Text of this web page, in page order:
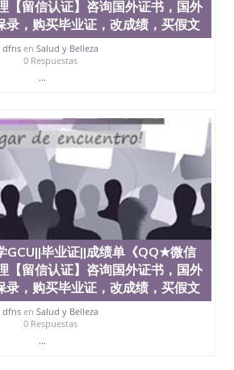
户提供相关材料，确定客户办理
案； 2、补充毕业证成绩单等相关
册申请账号，付定金； 4、预约递
陪同客户本人一起去留服递交材
阴影底纹，钢印LOGO烫金烫
复合重叠。 文字图案浮雕，激光
温感，复印防伪）都有原版本文凭
广大海外客户群体的认可，同时和
， 同时能做到与时俱进，及时掌握
，成绩单，资格证，学生卡，结
在读证明等相关材料）的版本更
间掌握的海外学历文凭的样版，尺
，防伪技术等等，并在时间收集到
到客户的需求。 我们的优势： 我
的同时，坚持较高性价比，通过品
，为您倾情诠释什么是高性价比。
微信:551190476 Q/微
毕业证成绩单、教育部认证,录取通
留信认证】咨询国外证书，国外
录，购买毕业证，改成绩，买假文
dfnsen Salud y Belleza
0 Respuestas
...
GCU||毕业证||成绩单《QQ★微信
留信认证】咨询国外证书，国外
录，购买毕业证，改成绩，买假文
dfnsen Salud y Belleza
0 Respuestas
...